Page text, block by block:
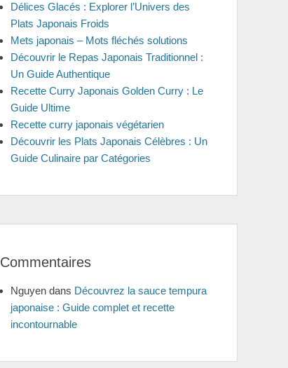
Délices Glacés : Explorer l’Univers des
Plats Japonais Froids
Mets japonais – Mots fléchés solutions
Découvrir le Repas Japonais Traditionnel :
Un Guide Authentique
Recette Curry Japonais Golden Curry : Le
Guide Ultime
Recette curry japonais végétarien
Découvrir les Plats Japonais Célèbres : Un
Guide Culinaire par Catégories
Commentaires
Nguyen dans Découvrez la sauce tempura
japonaise : Guide complet et recette
incontournable